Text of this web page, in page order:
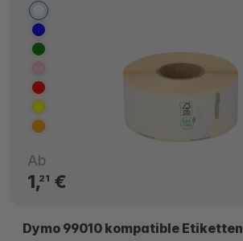
Ab
1,21 €
Dymo 99010 kompatible Etiketten